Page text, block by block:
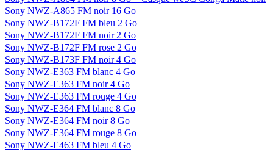
Sony NWZ-A865 FM noir 16 Go
Sony NWZ-B172F FM bleu 2 Go
Sony NWZ-B172F FM noir 2 Go
Sony NWZ-B172F FM rose 2 Go
Sony NWZ-B173F FM noir 4 Go
Sony NWZ-E363 FM blanc 4 Go
Sony NWZ-E363 FM noir 4 Go
Sony NWZ-E363 FM rouge 4 Go
Sony NWZ-E364 FM blanc 8 Go
Sony NWZ-E364 FM noir 8 Go
Sony NWZ-E364 FM rouge 8 Go
Sony NWZ-E463 FM bleu 4 Go